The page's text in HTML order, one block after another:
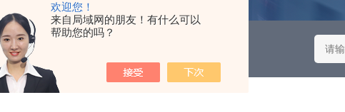
欢迎您！
来自局域网的朋友！有什么可以
帮助您的吗？
保护继电器 EOCR3DE-80DUHEOCR3DE施耐德智能保护器选型